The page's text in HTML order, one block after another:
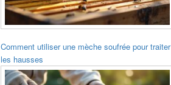
Comment utiliser une mèche soufrée pour traiter
les hausses